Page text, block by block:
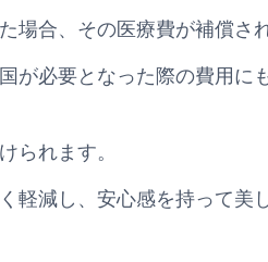
場合、その医療費が補償され
が必要となった際の費用に
られます。
軽減し、安心感を持って美